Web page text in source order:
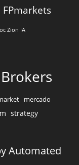
FPmarkets
Zion IA
mercado
strategy
Automated